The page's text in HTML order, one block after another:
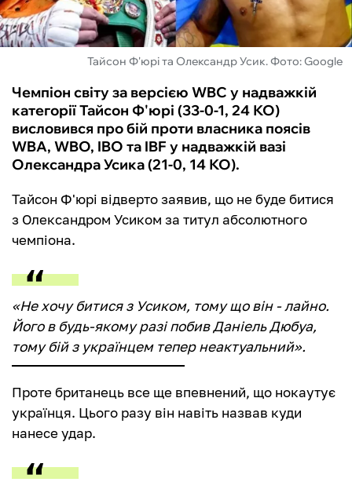
БУКМЕКЕРИ
Тайсон Ф'юрі та Олександр Усик. Фото: Google
Чемпіон світу за версією WBC у надважкій
категорії Тайсон Ф'юрі (33-0-1, 24 КО)
висловився про бій проти власника поясів
WBA, WBO, IBO та IBF у надважкій вазі
Олександра Усика (21-0, 14 КО).
Тайсон Ф'юрі відверто заявив, що не буде битися
з Олександром Усиком за титул абсолютного
чемпіона.
«Не хочу битися з Усиком, тому що він - лайно.
Його в будь-якому разі побив Даніель Дюбуа,
тому бій з українцем тепер неактуальний».
Проте британець все ще впевнений, що нокаутує
українця. Цього разу він навіть назвав куди
нанесе удар.